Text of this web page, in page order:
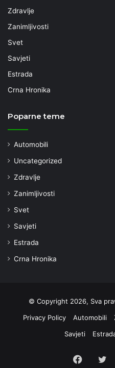
Zdravlje
Zanimljivosti
Svet
Savjeti
Estrada
Crna Hronika
Poparne teme
Automobili
Uncategorized
Zdravlje
Zanimljivosti
Svet
Savjeti
Estrada
Crna Hronika
© Copyright 2026, Sva
Privacy Policy
Automobili
Savjeti